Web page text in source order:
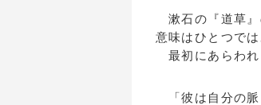
漱石の『道草』
意味はひとつでは
最初にあらわれ
「彼は自分の脈